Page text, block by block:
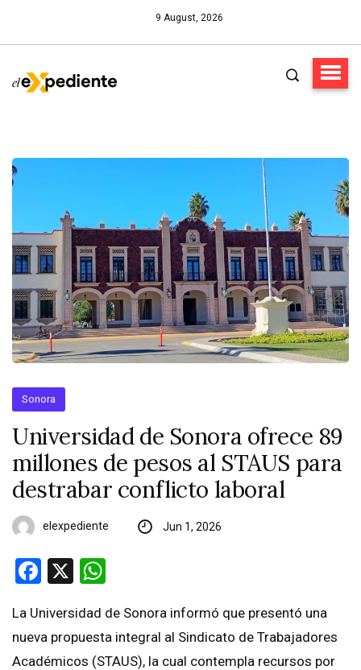
9 August, 2026
Sonora
Universidad de Sonora ofrece 89
millones de pesos al STAUS para
destrabar conflicto laboral
elexpediente Jun 1, 2026
Facebook
X
La Universidad de Sonora informó que presentó una
nueva propuesta integral al Sindicato de Trabajadores
Académicos (STAUS), la cual contempla recursos por